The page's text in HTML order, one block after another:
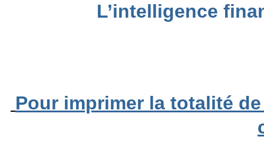
L’intelligence
Pour imprimer la totalité